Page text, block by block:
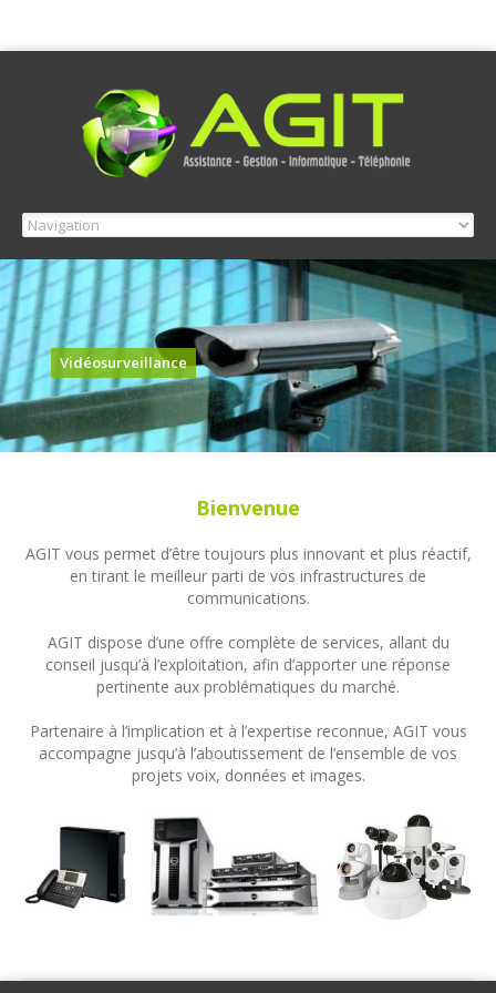
Vidéosurveillance
Bienvenue
AGIT vous permet d’être toujours plus innovant et plus réactif,
en tirant le meilleur parti de vos infrastructures de
communications.
AGIT dispose d’une offre complète de services, allant du
conseil jusqu’à l’exploitation, afin d’apporter une réponse
pertinente aux problématiques du marché.
Partenaire à l’implication et à l’expertise reconnue, AGIT vous
accompagne jusqu’à l’aboutissement de l’ensemble de vos
projets voix, données et images.